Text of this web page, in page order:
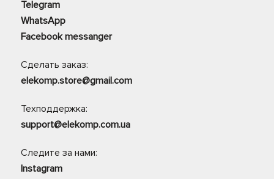
Telegram
WhatsApp
Facebook messanger
Сделать заказ:
elekomp.store@gmail.com
Техподдержка:
support@elekomp.com.ua
Следите за нами:
Instagram